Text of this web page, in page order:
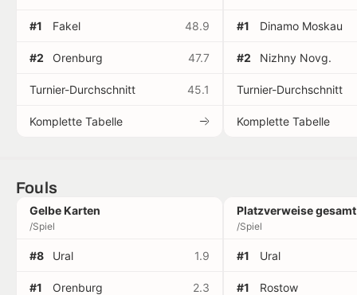
#1 Fakel 48.9
#2 Orenburg 47.7
Turnier-Durchschnitt 45.1
Komplette Tabelle
#1 Dinamo Moskau
#2 Nizhny Novg.
Turnier-Durchschnitt
Komplette Tabelle
Fouls
Gelbe Karten
/Spiel
#8 Ural 1.9
#1 Orenburg 2.3
Platzverweise gesamt
/Spiel
#1 Ural
#1 Rostow